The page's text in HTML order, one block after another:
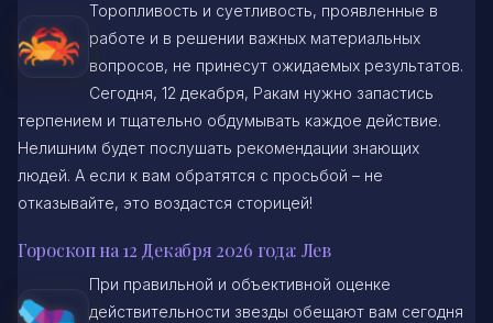
Торопливость и суетливость, проявленные в
работе и в решении важных материальных
вопросов, не принесут ожидаемых результатов.
Сегодня, 12 декабря, Ракам нужно запастись
терпением и тщательно обдумывать каждое действие.
Нелишним будет послушать рекомендации знающих
людей. А если к вам обратятся с просьбой – не
отказывайте, это воздастся сторицей!
Гороскоп на 12 Декабря 2026 года: Лев
При правильной и объективной оценке
действительности звезды обещают вам сегодня